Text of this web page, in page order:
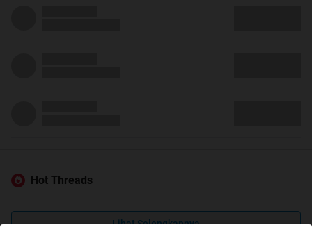
Hot Threads
Lihat Selengkapnya